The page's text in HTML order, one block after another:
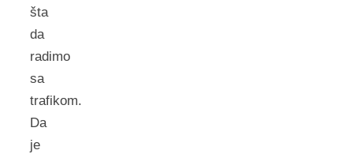
šta
da
radimo
sa
trafikom.
Da
je